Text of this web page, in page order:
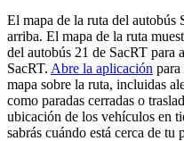
El mapa de la ruta del autobús
arriba. El mapa de la ruta
del autobús 21 de SacRT para
SacRT. Abre la aplicación
mapa sobre la ruta, incluidas
como paradas cerradas o
ubicación de los vehículos en
sabrás cuándo está cerca de tu